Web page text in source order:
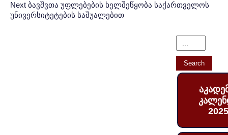
Next Next
Post:
ბავშვთა უფლებების ხელშეწყობა საქართველოს
უნივერსიტეტების საშუალებით